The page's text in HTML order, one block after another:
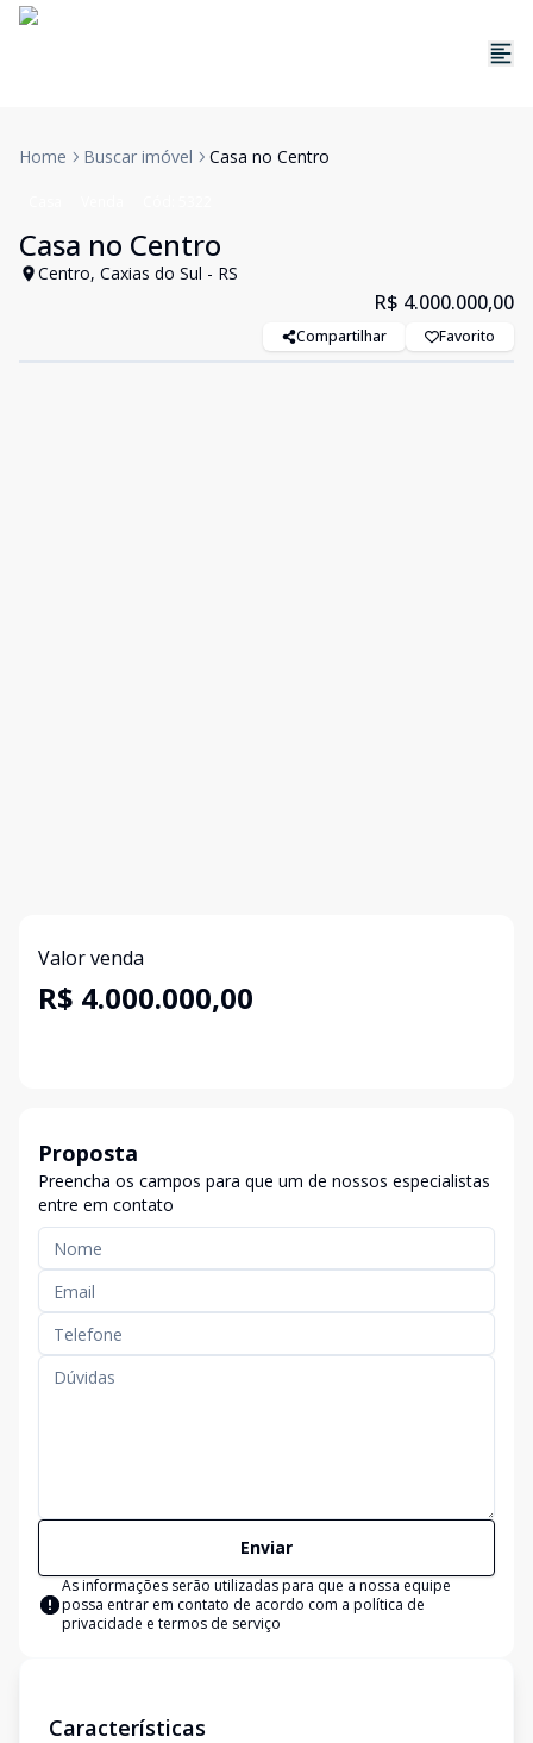
Home Buscar imóvel Casa no Centro
Casa no Centro
Centro, Caxias do Sul - RS
R$ 4.000.000,00
Compartilhar Favorito
Valor venda
R$ 4.000.000,00
Proposta
Preencha os campos para que um de nossos especialistas
entre em contato
Enviar
As informações serão utilizadas para que a nossa equipe
possa entrar em contato de acordo com a política de
privacidade e termos de serviço
Características